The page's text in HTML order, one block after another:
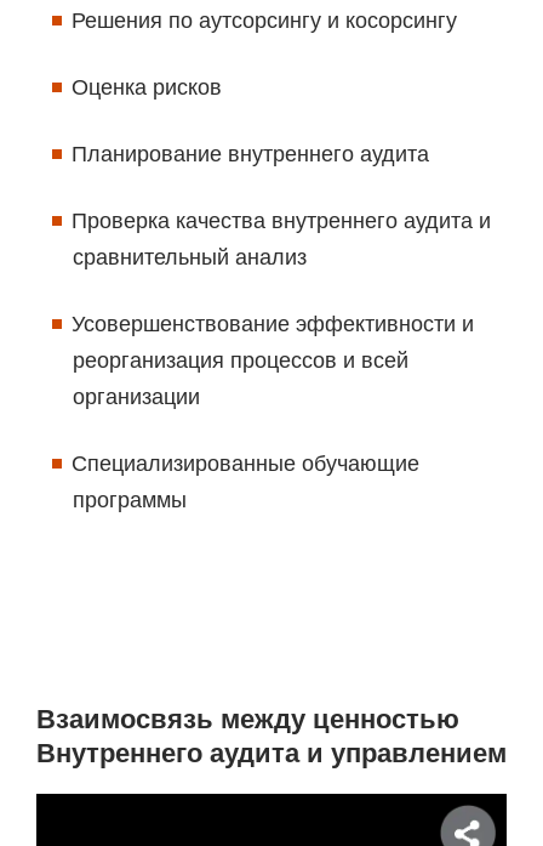
Решения по аутсорсингу и косорсингу
Оценка рисков
Планирование внутреннего аудита
Проверка качества внутреннего аудита и
сравнительный анализ
Усовершенствование эффективности и
реорганизация процессов и всей
организации
Специализированные обучающие
программы
Взаимосвязь между ценностью
Внутреннего аудита и управлением